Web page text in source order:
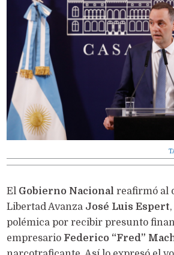
El Gobierno Nacional reafirmó al
Libertad Avanza José Luis Espert
polémica por recibir presunto
empresario Federico “Fred”